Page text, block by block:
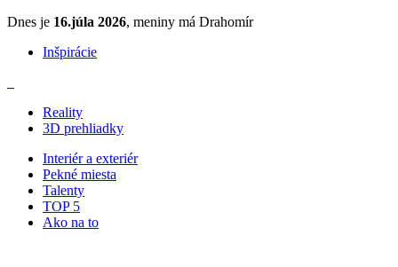
Dnes je 16.júla 2026, meniny má Drahomír
Inšpirácie
Reality
3D prehliadky
Interiér a exteriér
Pekné miesta
Talenty
TOP 5
Ako na to